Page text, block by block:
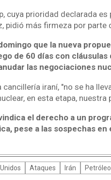
cuya prioridad declarada
pidió más firmeza por parte
que la nueva
de 60 días con
las negociaciones
iraní, "no se ha
en esta etapa, nuestra
el derecho a un
pese a las sospechas
Ataques Irán Petróleo